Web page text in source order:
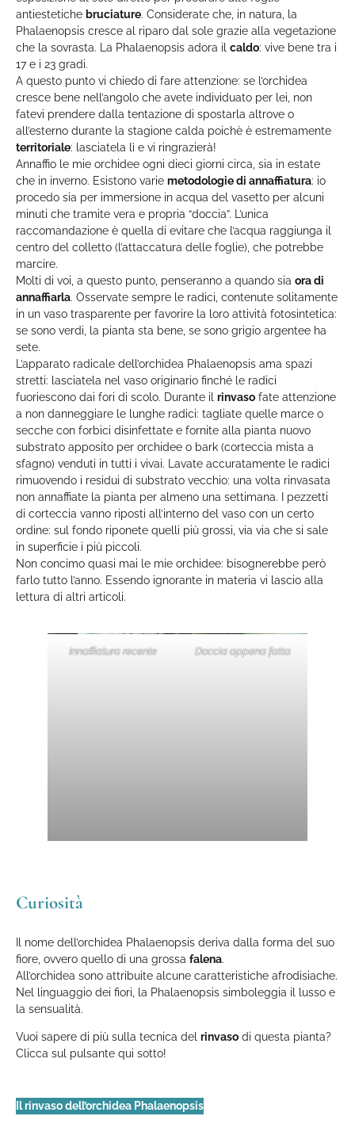
antiestetiche bruciature. Considerate che, in natura, la
Phalaenopsis cresce al riparo dal sole grazie alla vegetazione
che la sovrasta. La Phalaenopsis adora il caldo: vive bene tra i
17 e i 23 gradi.
A questo punto vi chiedo di fare attenzione: se l’orchidea
cresce bene nell’angolo che avete individuato per lei, non
fatevi prendere dalla tentazione di spostarla altrove o
all’esterno durante la stagione calda poichè è estremamente
territoriale: lasciatela lì e vi ringrazierà!
Annaffio le mie orchidee ogni dieci giorni circa, sia in estate
che in inverno. Esistono varie metodologie di annaffiatura: io
procedo sia per immersione in acqua del vasetto per alcuni
minuti che tramite vera e propria “doccia”. L’unica
raccomandazione è quella di evitare che l’acqua raggiunga il
centro del colletto (l’attaccatura delle foglie), che potrebbe
marcire.
Molti di voi, a questo punto, penseranno a quando sia ora di
annaffiarla. Osservate sempre le radici, contenute solitamente
in un vaso trasparente per favorire la loro attività fotosintetica:
se sono verdi, la pianta sta bene, se sono grigio argentee ha
sete.
L’apparato radicale dell’orchidea Phalaenopsis ama spazi
stretti: lasciatela nel vaso originario finché le radici
fuoriescono dai fori di scolo. Durante il rinvaso fate attenzione
a non danneggiare le lunghe radici: tagliate quelle marce o
secche con forbici disinfettate e fornite alla pianta nuovo
substrato apposito per orchidee o bark (corteccia mista a
sfagno) venduti in tutti i vivai. Lavate accuratamente le radici
rimuovendo i residui di substrato vecchio: una volta rinvasata
non annaffiate la pianta per almeno una settimana. I pezzetti
di corteccia vanno riposti all’interno del vaso con un certo
ordine: sul fondo riponete quelli più grossi, via via che si sale
in superficie i più piccoli.
Non concimo quasi mai le mie orchidee: bisognerebbe però
farlo tutto l’anno. Essendo ignorante in materia vi lascio alla
lettura di altri articoli.
Innaffiatura recente Doccia appena fatta
Curiosità
Il nome dell’orchidea Phalaenopsis deriva dalla forma del suo
fiore, ovvero quello di una grossa falena.
All’orchidea sono attribuite alcune caratteristiche afrodisiache.
Nel linguaggio dei fiori, la Phalaenopsis simboleggia il lusso e
la sensualità.
Vuoi sapere di più sulla tecnica del rinvaso di questa pianta?
Clicca sul pulsante qui sotto!
Il rinvaso dell’orchidea Phalaenopsis